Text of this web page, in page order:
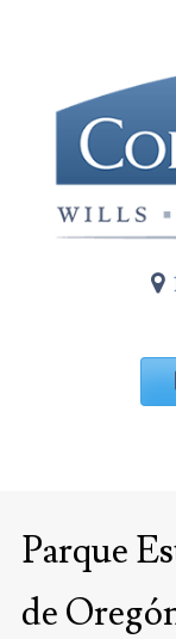
contenido
de
página
Parque
de